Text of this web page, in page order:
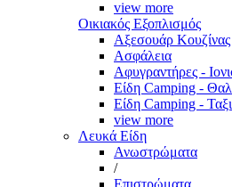
view more
Οικιακός Εξοπλισμός
Αξεσουάρ Κουζίνας
Ασφάλεια
Αφυγραντήρες -
Είδη Camping -
Είδη Camping -
view more
Λευκά Είδη
Ανωστρώματα
/
Επιστρώματα